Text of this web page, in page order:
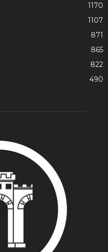
1170
1107
871
865
822
490